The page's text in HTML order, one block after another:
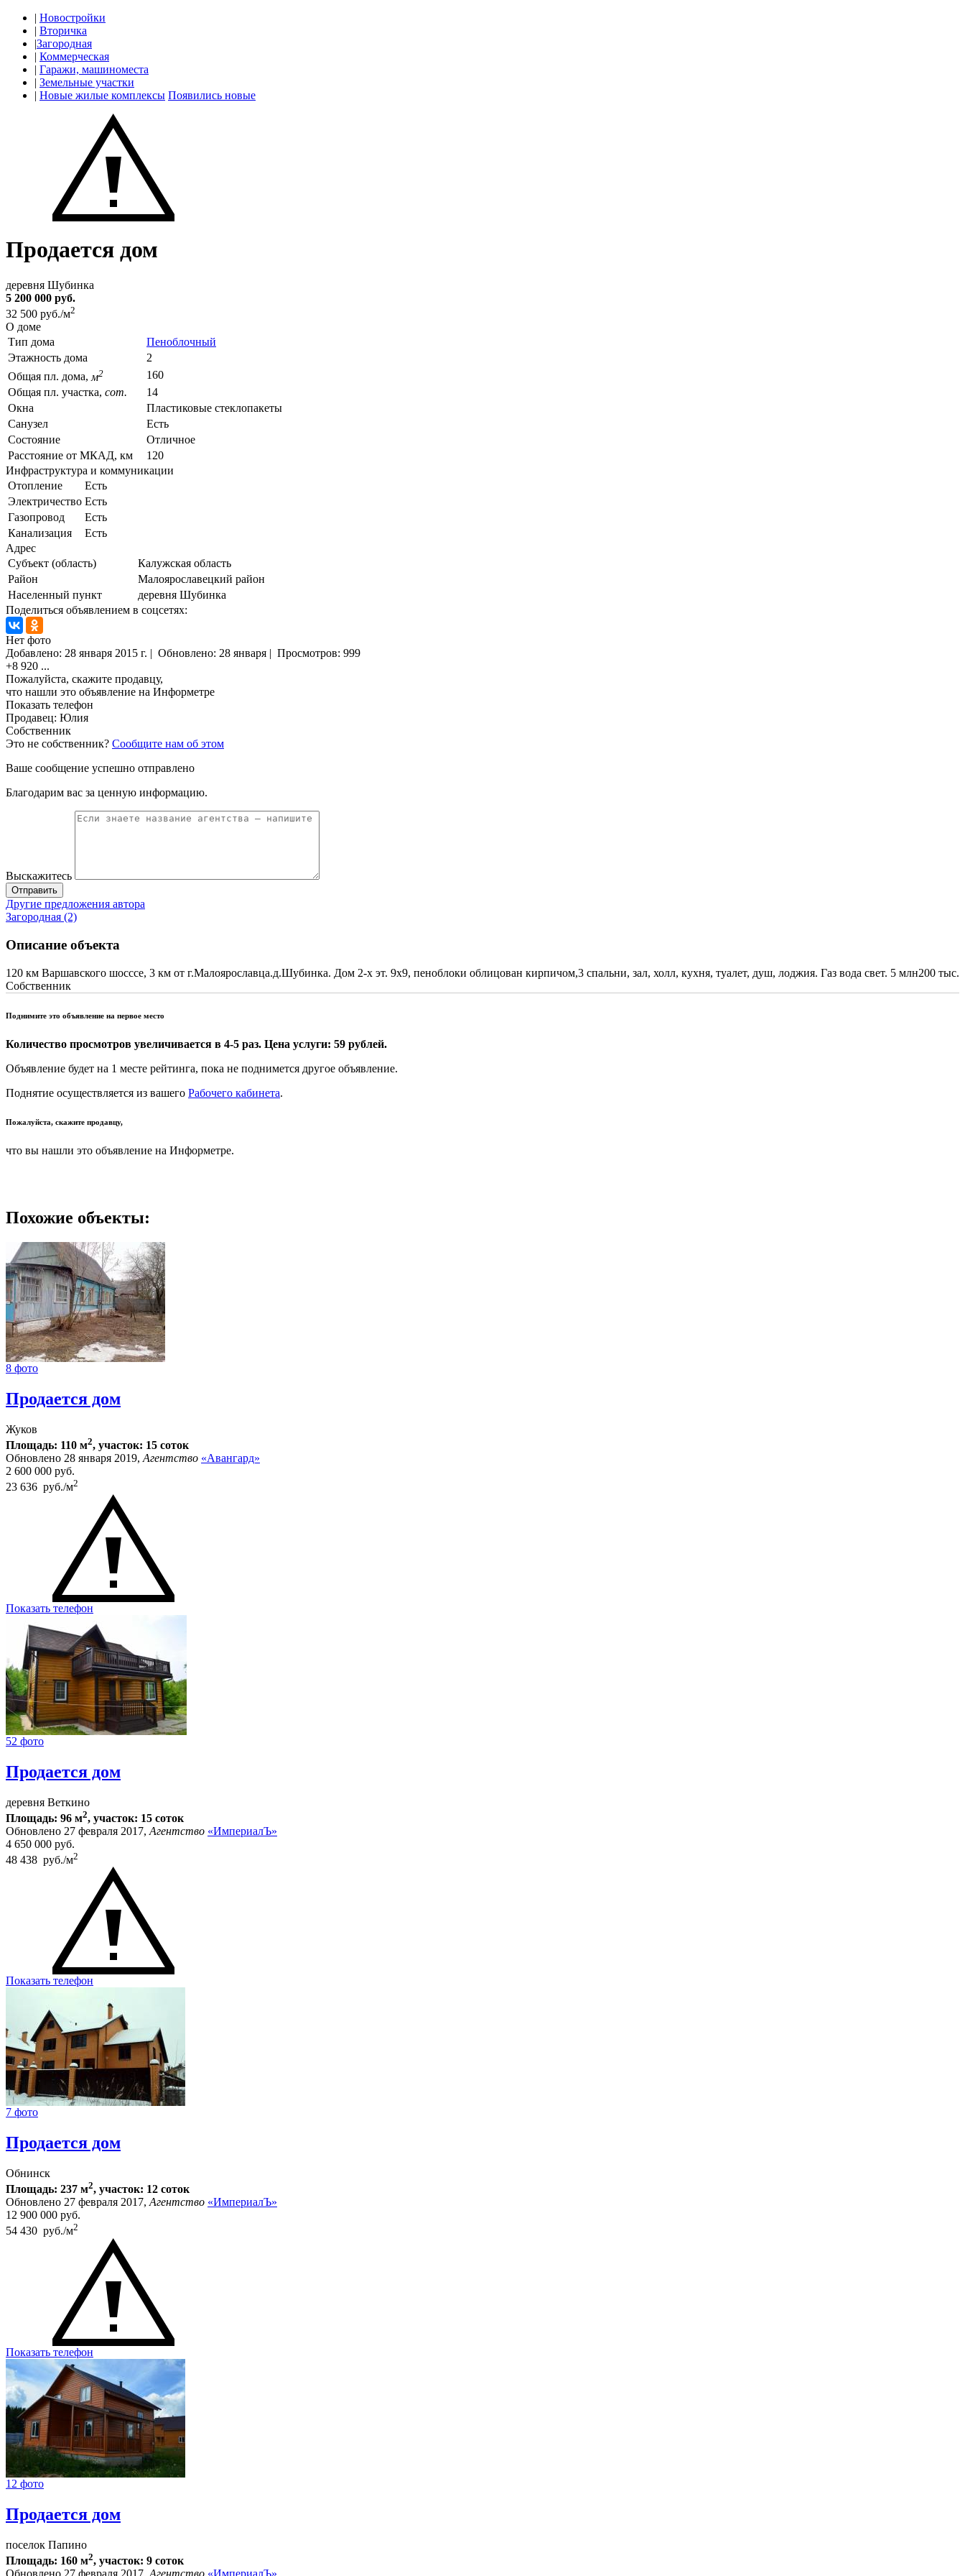
| Новостройки
| Вторичка
|Загородная
| Коммерческая
| Гаражи, машиноместа
| Земельные участки
| Новые жилые комплексы Появились новые
Продается дом
деревня Шубинка
5 200 000 руб.
32 500 руб./м2
О доме
Тип дома
Пеноблочный
Этажность дома
2
Общая пл. дома, м2
160
Общая пл. участка, сот.
14
Окна
Пластиковые стеклопакеты
Санузел
Есть
Состояние
Отличное
Расстояние от МКАД, км
120
Инфраструктура и коммуникации
Отопление
Есть
Электричество Есть
Газопровод
Есть
Канализация
Есть
Адрес
Субъект (область)
Калужская область
Район
Малоярославецкий район
Населенный пункт
деревня Шубинка
Поделиться объявлением в соцсетях:
Нет фото
Добавлено: 28 января 2015 г. | Обновлено: 28 января | Просмотров: 999
+8 920 ...
Пожалуйста, скажите продавцу,
что нашли это объявление на Информетре
Показать телефон
Продавец: Юлия
Собственник
Это не собственник? Сообщите нам об этом
Ваше сообщение успешно отправлено
Благодарим вас за ценную информацию.
Выскажитесь
Отправить
Другие предложения автора
Загородная (2)
Описание объекта
120 км Варшавского шосссе, 3 км от г.Малоярославца.д.Шубинка. Дом 2-х эт. 9х9, пеноблоки облицован кирпичом,3 спальни, зал, холл, кухня, туалет, душ, лоджия. Газ вода свет. 5 млн200 тыс.
Собственник
Поднимите это объявление на первое место
Количество просмотров увеличивается в 4-5 раз. Цена услуги: 59 рублей.
Объявление будет на 1 месте рейтинга, пока не поднимется другое объявление.
Поднятие осуществляется из вашего Рабочего кабинета.
Пожалуйста, скажите продавцу,
что вы нашли это объявление на Информетре.
Похожие объекты:
8 фото
Продается дом
Жуков
Площадь: 110 м2, участок: 15 соток
Обновлено 28 января 2019,Агентство «Авангард»
2 600 000 руб.
23 636 руб./м2
Показать телефон
52 фото
Продается дом
деревня Веткино
Площадь: 96 м2, участок: 15 соток
Обновлено 27 февраля 2017, Агентство «ИмпериалЪ»
4 650 000 руб.
48 438 руб./м2
Показать телефон
7 фото
Продается дом
Обнинск
Площадь: 237 м2, участок: 12 соток
Обновлено 27 февраля 2017,Агентство «ИмпериалЪ»
12 900 000 руб.
54 430 руб./м2
Показать телефон
12 фото
Продается дом
поселок Папино
Площадь: 160 м2, участок: 9 соток
Обновлено 27 февраля 2017, Агентство «ИмпериалЪ»